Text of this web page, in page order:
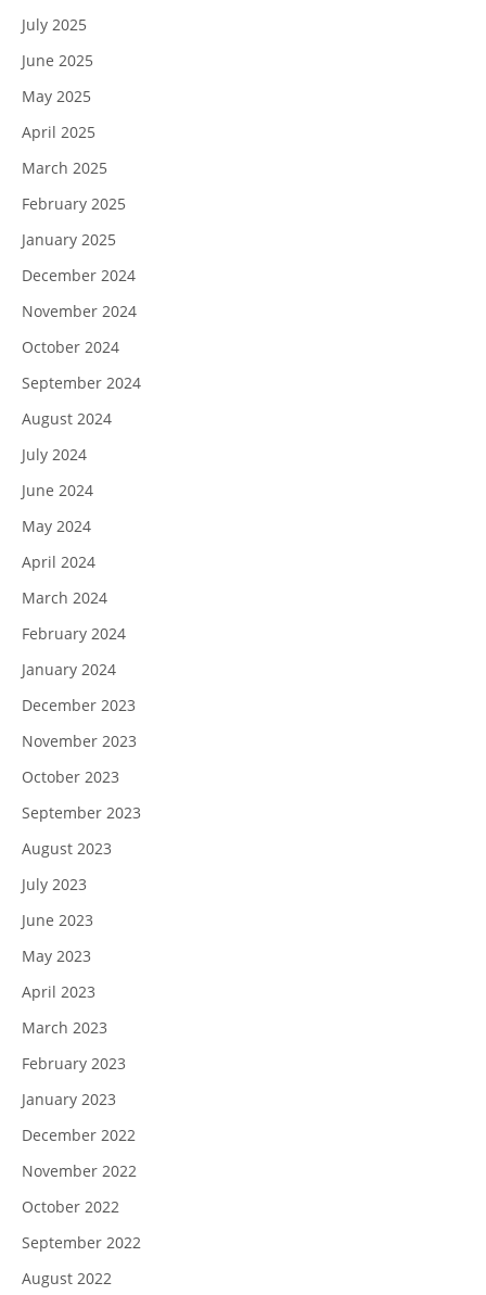
July 2025
June 2025
May 2025
April 2025
March 2025
February 2025
January 2025
December 2024
November 2024
October 2024
September 2024
August 2024
July 2024
June 2024
May 2024
April 2024
March 2024
February 2024
January 2024
December 2023
November 2023
October 2023
September 2023
August 2023
July 2023
June 2023
May 2023
April 2023
March 2023
February 2023
January 2023
December 2022
November 2022
October 2022
September 2022
August 2022